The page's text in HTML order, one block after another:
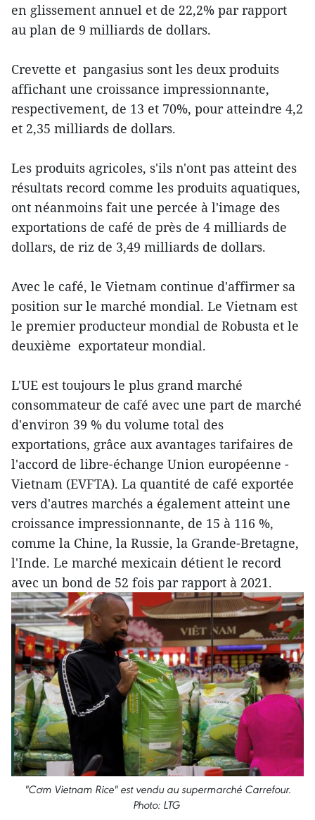
en glissement annuel et de 22,2% par rapport
au plan de 9 milliards de dollars.
Crevette et pangasius sont les deux produits
affichant une croissance impressionnante,
respectivement, de 13 et 70%, pour atteindre 4,2
et 2,35 milliards de dollars.
Les produits agricoles, s'ils n'ont pas atteint des
résultats record comme les produits aquatiques,
ont néanmoins fait une percée à l'image des
exportations de café de près de 4 milliards de
dollars, de riz de 3,49 milliards de dollars.
Avec le café, le Vietnam continue d'affirmer sa
position sur le marché mondial. Le Vietnam est
le premier producteur mondial de Robusta et le
deuxième exportateur mondial.
L'UE est toujours le plus grand marché
consommateur de café avec une part de marché
d'environ 39 % du volume total des
exportations, grâce aux avantages tarifaires de
l'accord de libre-échange Union européenne -
Vietnam (EVFTA). La quantité de café exportée
vers d'autres marchés a également atteint une
croissance impressionnante, de 15 à 116 %,
comme la Chine, la Russie, la Grande-Bretagne,
l'Inde. Le marché mexicain détient le record
avec un bond de 52 fois par rapport à 2021.
"Cơm Vietnam Rice" est vendu au supermarché Carrefour.
Photo: LTG